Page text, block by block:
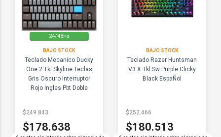
24/48hs
BAJO STOCK
Teclado Mecanico Ducky
One 2 Tkl Skyline Teclas
Gris Oscuro Interruptor
Rojo Ingles Pbt Doble
$249.843
$178.638
BAJO STOCK
Teclado Razer Huntsman
V3 X Tkl Sw Purple Clicky
Black EspaÑol
$252.466
$180.513